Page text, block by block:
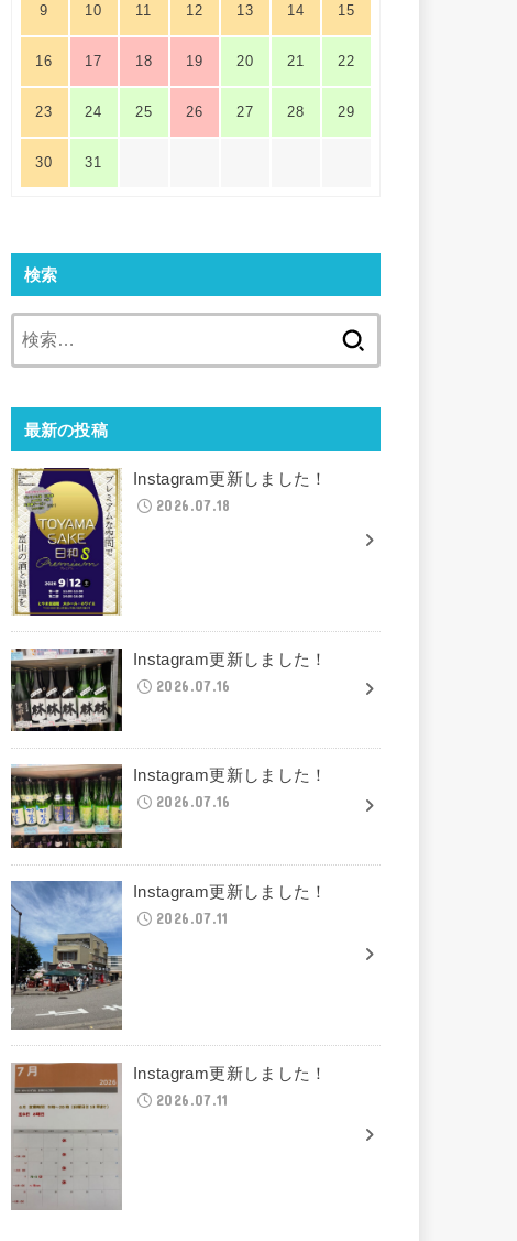
9 10 11 12 13 14 15
16 17 18 19 20 21 22
23 24 25 26 27 28 29
30 31
検索
最新の投稿
Instagram更新しました！
2026.07.18
Instagram更新しました！
2026.07.16
Instagram更新しました！
2026.07.16
Instagram更新しました！
2026.07.11
Instagram更新しました！
2026.07.11